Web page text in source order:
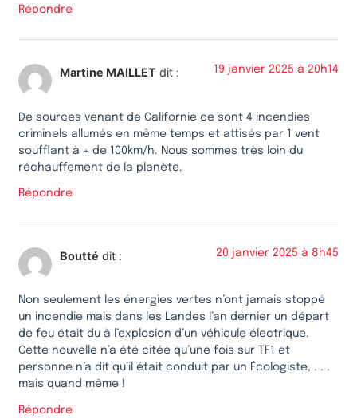
Répondre
Martine MAILLET dit : 19 janvier 2025 à 20h14
De sources venant de Californie ce sont 4 incendies
criminels allumés en même temps et attisés par 1 vent
soufflant à + de 100km/h. Nous sommes très loin du
réchauffement de la planète.
Répondre
Boutté dit : 20 janvier 2025 à 8h45
Non seulement les énergies vertes n’ont jamais stoppé
un incendie mais dans les Landes l’an dernier un départ
de feu était du à l’explosion d’un véhicule électrique.
Cette nouvelle n’a été citée qu’une fois sur TF1 et
personne n’a dit qu’il était conduit par un Écologiste, . . .
mais quand même !
Répondre